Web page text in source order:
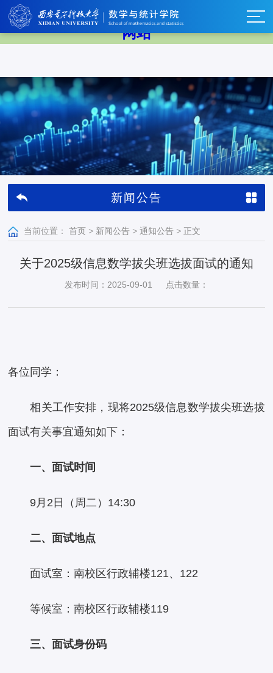
中国·BB贝博艾弗森(股份)有限公司-官方
网站
新闻公告
当前位置： 首页 > 新闻公告 > 通知公告 > 正文
关于2025级信息数学拔尖班选拔面试的通知
发布时间：2025-09-01 点击数量：
各位同学：
相关工作安排，现将2025级信息数学拔尖班选拔
面试有关事宜通知如下：
一、面试时间
9月2日（周二）14:30
二、面试地点
面试室：南校区行政辅楼121、122
等候室：南校区行政辅楼119
三、面试身份码